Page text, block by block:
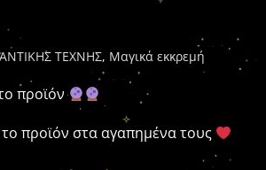
ΤΕΧΝΗΣ, Μαγικά εκκρεμή
προϊόν
προϊόν στα αγαπημένα τους